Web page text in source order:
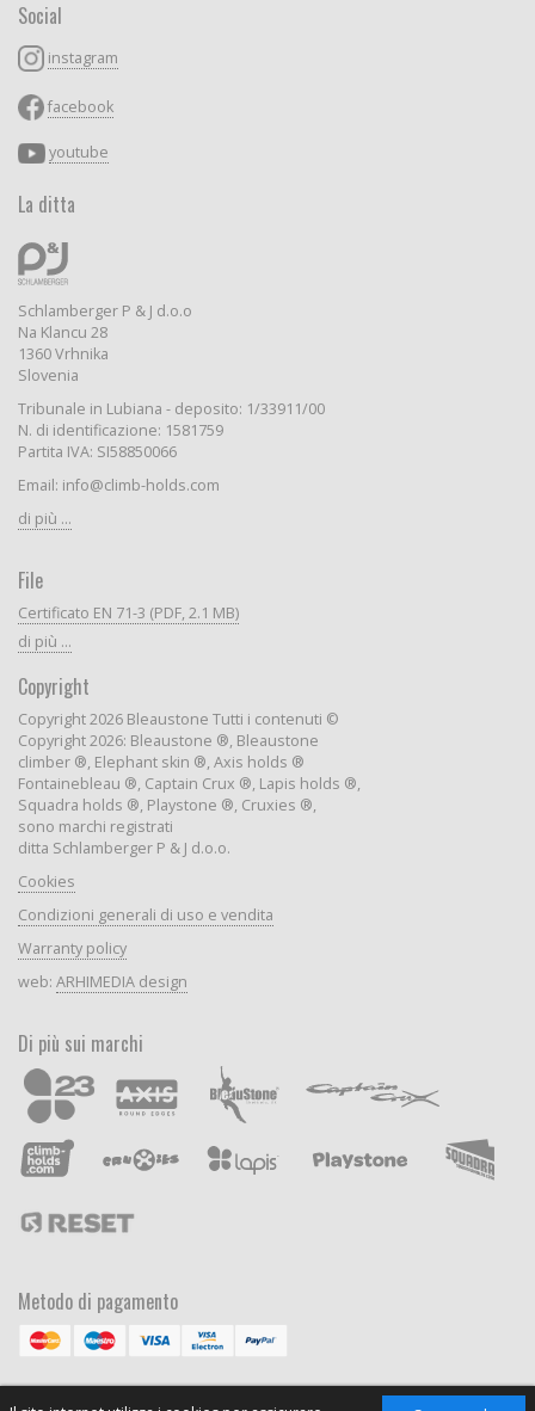
Social
instagram
facebook
youtube
La ditta
Schlamberger P & J d.o.o
Na Klancu 28
1360 Vrhnika
Slovenia
Tribunale in Lubiana - deposito: 1/33911/00
N. di identificazione: 1581759
Partita IVA: SI58850066
Email: info@climb-holds.com
di più ...
File
Certificato EN 71-3 (PDF, 2.1 MB)
di più ...
Copyright
Copyright 2026 Bleaustone Tutti i contenuti ©
Copyright 2026: Bleaustone ®, Bleaustone
climber ®, Elephant skin ®, Axis holds ®
Fontainebleau ®, Captain Crux ®, Lapis holds ®,
Squadra holds ®, Playstone ®, Cruxies ®,
sono marchi registrati
ditta Schlamberger P & J d.o.o.
Cookies
Condizioni generali di uso e vendita
Warranty policy
web: ARHIMEDIA design
Di più sui marchi
Metodo di pagamento